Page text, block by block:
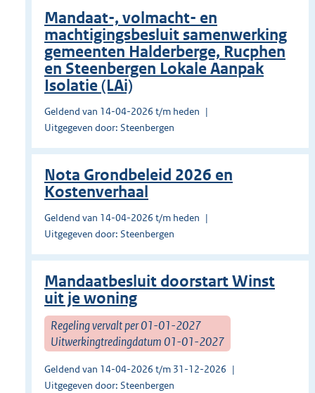
Mandaat-, volmacht- en
machtigingsbesluit samenwerking
gemeenten Halderberge, Rucphen
en Steenbergen Lokale Aanpak
Isolatie (LAi)
Geldend van 14-04-2026 t/m heden
Uitgegeven door: Steenbergen
Nota Grondbeleid 2026 en
Kostenverhaal
Geldend van 14-04-2026 t/m heden
Uitgegeven door: Steenbergen
Mandaatbesluit doorstart Winst
uit je woning
Regeling vervalt per 01-01-2027
Uitwerkingtredingdatum 01-01-2027
Geldend van 14-04-2026 t/m 31-12-2026
Uitgegeven door: Steenbergen